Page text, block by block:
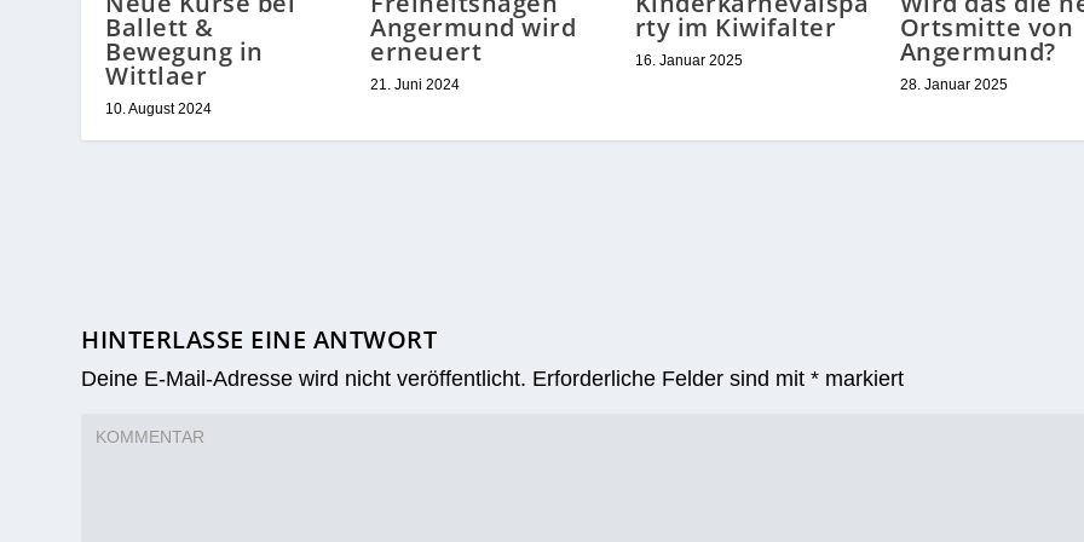
Ballett &
Bewegung in
Wittlaer
10. August 2024
Angermund wird
erneuert
21. Juni 2024
rty im Kiwifalter
16. Januar 2025
Ortsmitte von
Angermund?
28. Januar 2025
HINTERLASSE EINE ANTWORT
Deine E-Mail-Adresse wird nicht veröffentlicht. Erforderliche Felder sind mit* markiert